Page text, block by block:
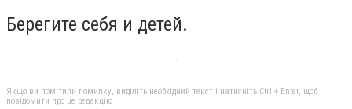
Берегите себя и детей.
Якщо ви помітили помилку, виділіть необхідний текст і натисніть Ctrl + Enter, щоб
повідомити про це редакцію